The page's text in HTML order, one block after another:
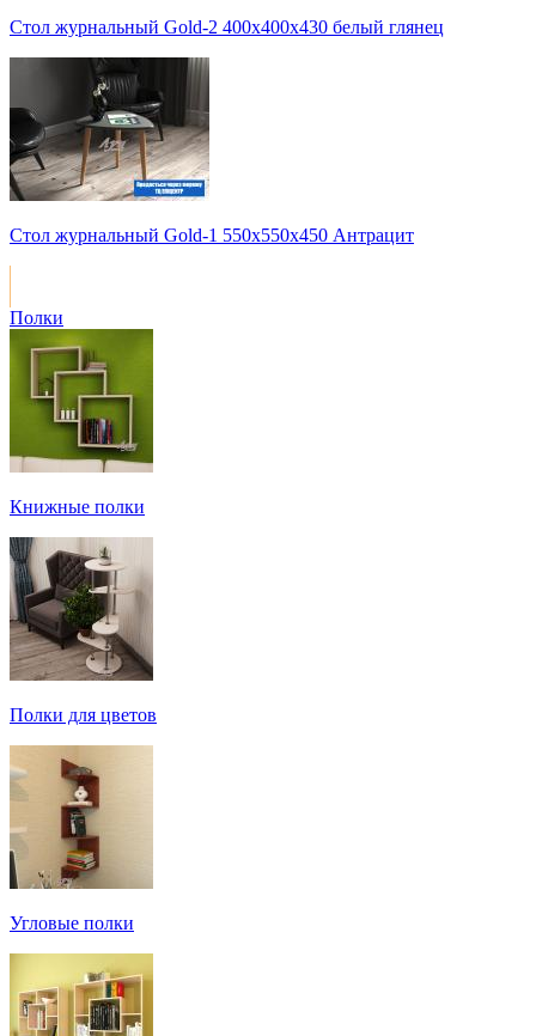
Стол журнальный Gold-2 400х400х430 белый глянец
Стол журнальный Gold-1 550х550х450 Антрацит
Полки
Книжные полки
Полки для цветов
Угловые полки